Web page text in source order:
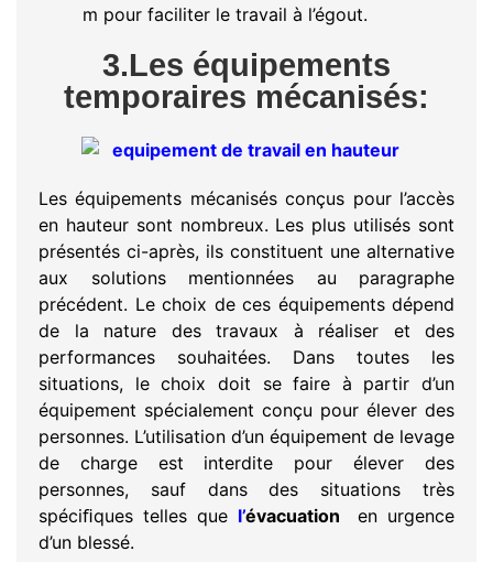
m pour faciliter le travail à l’égout.
3.Les équipements
temporaires mécanisés:
Les équipements mécanisés conçus pour l’accès
en hauteur sont nombreux. Les plus utilisés sont
présentés ci-après, ils constituent une alternative
aux solutions mentionnées au paragraphe
précédent. Le choix de ces équipements dépend
de la nature des travaux à réaliser et des
performances souhaitées. Dans toutes les
situations, le choix doit se faire à partir d’un
équipement spécialement conçu pour élever des
personnes. L’utilisation d’un équipement de levage
de charge est interdite pour élever des
personnes, sauf dans des situations très
spéciﬁques telles que l’évacuation
en urgence
d’un blessé.